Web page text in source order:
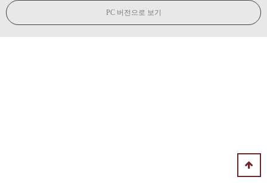
PC 버전으로 보기